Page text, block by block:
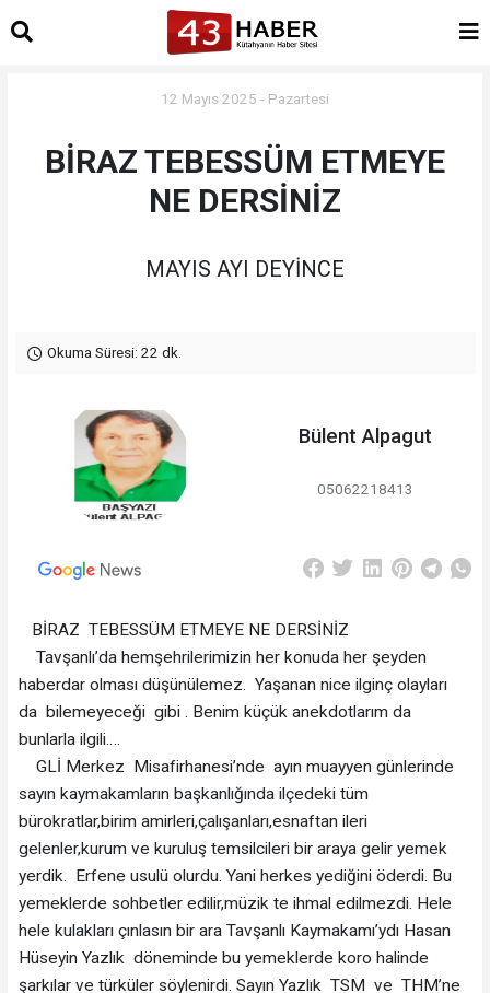
12 Mayıs 2025 - Pazartesi
BİRAZ TEBESSÜM ETMEYE
NE DERSİNİZ
MAYIS AYI DEYİNCE
Okuma Süresi: 22 dk.
Bülent Alpagut
05062218413
BİRAZ TEBESSÜM ETMEYE NE DERSİNİZ
Tavşanlı’da hemşehrilerimizin her konuda her şeyden
haberdar olması düşünülemez. Yaşanan nice ilginç olayları
da bilemeyeceği gibi . Benim küçük anekdotlarım da
bunlarla ilgili….
GLİ Merkez Misafirhanesi’nde ayın muayyen günlerinde
sayın kaymakamların başkanlığında ilçedeki tüm
bürokratlar,birim amirleri,çalışanları,esnaftan ileri
gelenler,kurum ve kuruluş temsilcileri bir araya gelir yemek
yerdik. Erfene usulü olurdu. Yani herkes yediğini öderdi. Bu
yemeklerde sohbetler edilir,müzik te ihmal edilmezdi. Hele
hele kulakları çınlasın bir ara Tavşanlı Kaymakamı’ydı Hasan
Hüseyin Yazlık döneminde bu yemeklerde koro halinde
şarkılar ve türküler söylenirdi. Sayın Yazlık TSM ve THM’ne